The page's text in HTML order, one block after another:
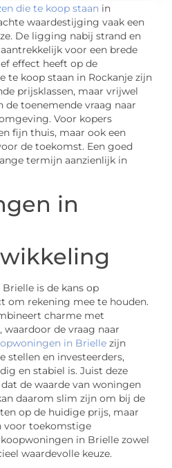
die te koop staan in
waardestijging vaak een
De ligging nabij strand en
voor een brede
effect heeft op de
te koop staan in Rockanje zijn
prijsklassen, maar vrijwel
de toenemende vraag naar
Voor kopers
fijn thuis, maar ook een
de toekomst. Een goed
termijn aanzienlijk in
in
is de kans op
om rekening mee te houden.
charme met
de vraag naar
in Brielle zijn
stellen en investeerders,
en stabiel is. Juist deze
de waarde van woningen
daarom slim zijn om bij de
op de huidige prijs, maar
voor toekomstige
in Brielle zowel
waardevolle keuze.